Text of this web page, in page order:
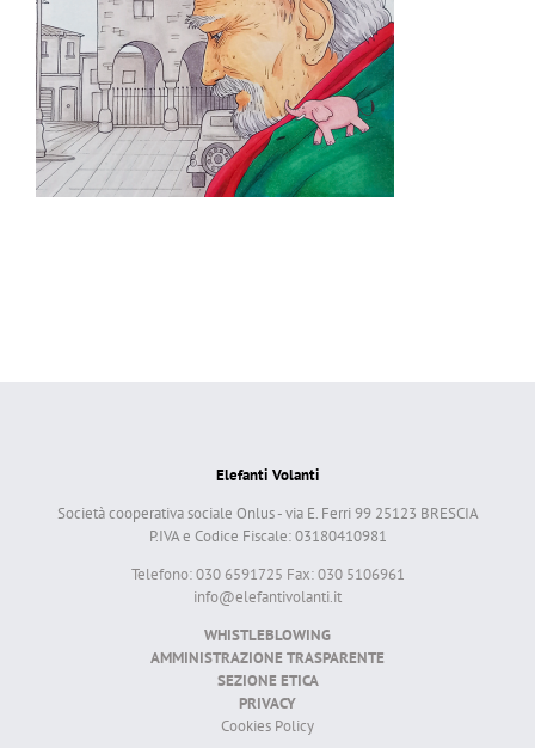
Elefanti Volanti
Società cooperativa sociale Onlus - via E. Ferri 99 25123 BRESCIA
P.IVA e Codice Fiscale: 03180410981
Telefono: 030 6591725 Fax: 030 5106961
info@elefantivolanti.it
WHISTLEBLOWING
AMMINISTRAZIONE TRASPARENTE
SEZIONE ETICA
PRIVACY
Cookies Policy